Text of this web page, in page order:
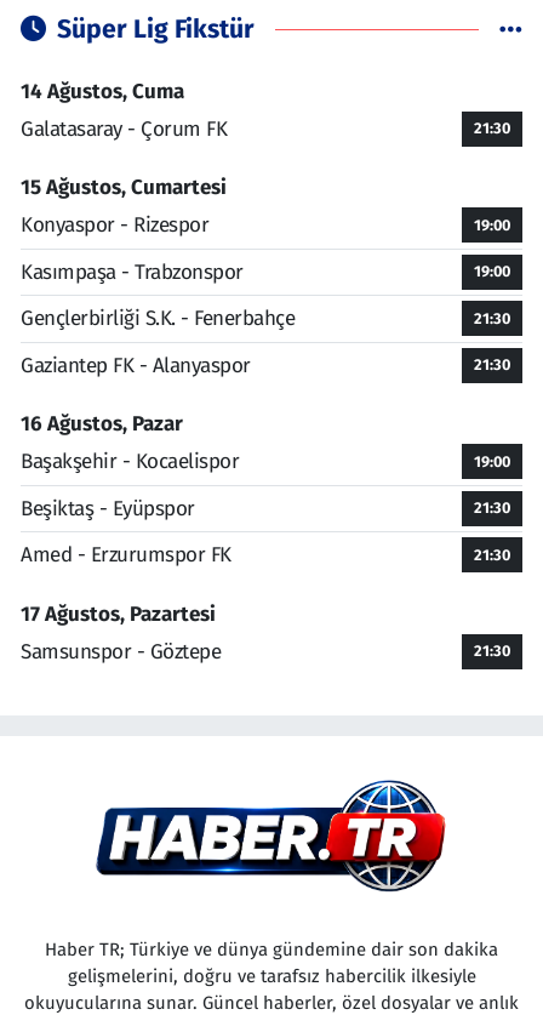
Süper Lig Fikstür
14 Ağustos, Cuma
Galatasaray - Çorum FK
21:30
15 Ağustos, Cumartesi
Konyaspor - Rizespor
19:00
Kasımpaşa - Trabzonspor 19:00
Gençlerbirliği S.K. - Fenerbahçe 21:30
Gaziantep FK - Alanyaspor 21:30
16 Ağustos, Pazar
Başakşehir - Kocaelispor
19:00
Beşiktaş - Eyüpspor 21:30
Amed - Erzurumspor FK 21:30
17 Ağustos, Pazartesi
Samsunspor - Göztepe
21:30
Haber TR; Türkiye ve dünya gündemine dair son dakika
gelişmelerini, doğru ve tarafsız habercilik ilkesiyle
okuyucularına sunar. Güncel haberler, özel dosyalar ve anlık